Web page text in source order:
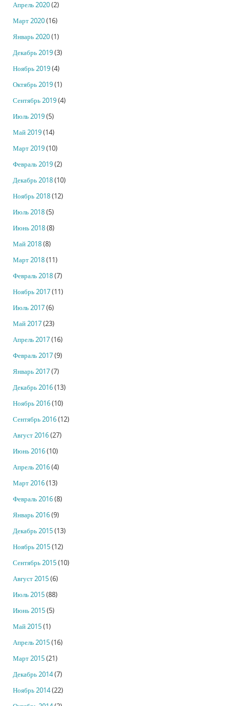
Апрель 2020(2)
Март 2020(16)
Январь 2020(1)
Декабрь 2019(3)
Ноябрь 2019(4)
Октябрь 2019(1)
Сентябрь 2019(4)
Июль 2019(5)
Май 2019(14)
Март 2019(10)
Февраль 2019(2)
Декабрь 2018(10)
Ноябрь 2018(12)
Июль 2018(5)
Июнь 2018(8)
Май 2018(8)
Март 2018(11)
Февраль 2018(7)
Ноябрь 2017(11)
Июль 2017(6)
Май 2017(23)
Апрель 2017(16)
Февраль 2017(9)
Январь 2017(7)
Декабрь 2016(13)
Ноябрь 2016(10)
Сентябрь 2016(12)
Август 2016(27)
Июнь 2016(10)
Апрель 2016(4)
Март 2016(13)
Февраль 2016(8)
Январь 2016(9)
Декабрь 2015(13)
Ноябрь 2015(12)
Сентябрь 2015(10)
Август 2015(6)
Июль 2015(88)
Июнь 2015(5)
Май 2015(1)
Апрель 2015(16)
Март 2015(21)
Декабрь 2014(7)
Ноябрь 2014(22)